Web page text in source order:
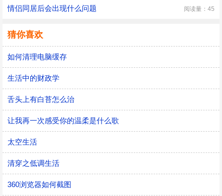
情侣同居后会出现什么问题 阅读量：45
猜你喜欢
如何清理电脑缓存
生活中的财政学
舌头上有白苔怎么治
让我再一次感受你的温柔是什么歌
太空生活
清穿之低调生活
360浏览器如何截图